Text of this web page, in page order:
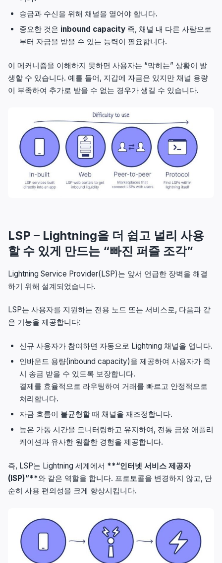
송금과 수신을 위해 채널을 열어야 합니다.
중요한 것은 inbound capacity즉, 채널 내 다른 사람으로
부터 자금을 받을 수 있는 능력이 필요합니다.
이 메커니즘을 이해하지 못하면 사용자는 “막히는” 상황이 발
생할 수 있습니다. 예를 들어, 지갑에 자금은 있지만 채널 용량
이 부족하여 추가로 받을 수 없는 경우가 생길 수 있습니다.
LSP – Lightning을 더 쉽고 널리 사용
할 수 있게 만드는 “빠진 퍼즐 조각”
Lightning Service Provider(LSP)는 앞서 언급한 장벽을 해결
하기 위해 설계되었습니다.
LSP는 사용자를 지원하는 전용 노드 또는 서비스로, 다음과 같
은 기능을 제공합니다:
신규 사용자가 참여하면 자동으로 Lightning 채널을 엽니다.
인바운드 용량(inbound capacity)을 제공하여 사용자가 즉
시 송금 받을 수 있도록 보장합니다.
결제를 효율적으로 라우팅하여 거래를 빠르고 안정적으로
처리합니다.
자금 흐름이 불균형할 때 채널을 재조정합니다.
높은 가동 시간을 모니터링하고 유지하여, 전통 금융 애플리
케이션과 유사한 원활한 경험을 제공합니다.
즉, LSP는 Lightning 세계에서 **“인터넷 서비스 제공자
(ISP)”**와 같은 역할을 합니다. 프로토콜을 변경하지 않고, 단
순히 사용 편의성을 크게 향상시킵니다.